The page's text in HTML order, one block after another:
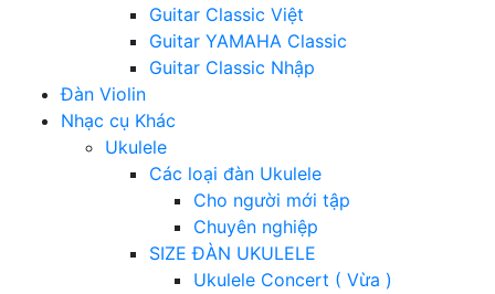
Guitar Classic Việt
Guitar YAMAHA Classic
Guitar Classic Nhập
Đàn Violin
Nhạc cụ Khác
Ukulele
Các loại đàn Ukulele
Cho người mới tập
Chuyên nghiệp
SIZE ĐÀN UKULELE
Ukulele Concert ( Vừa )